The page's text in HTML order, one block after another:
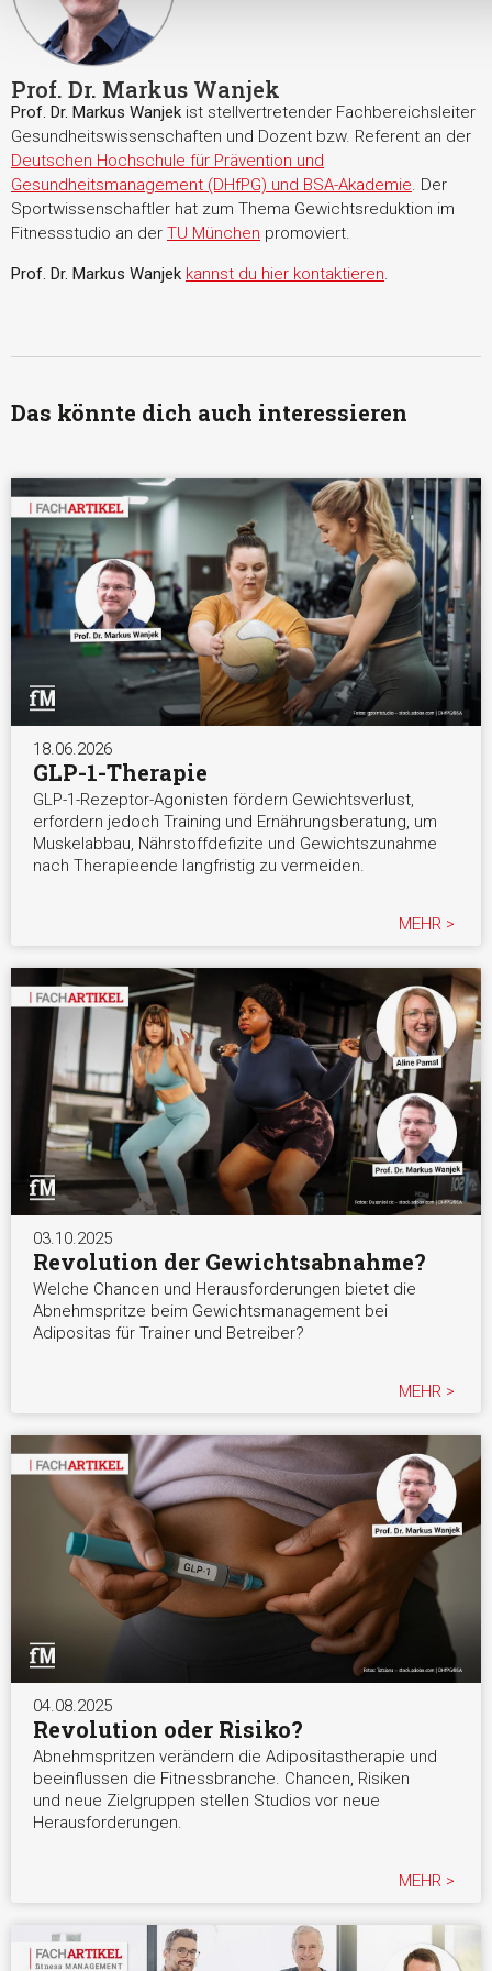
Prof. Dr. Markus Wanjek
Prof. Dr. Markus Wanjek ist stellvertretender Fachbereichsleiter
Gesundheitswissenschaften und Dozent bzw. Referent an der
Deutschen Hochschule für Prävention und
Gesundheitsmanagement (DHfPG) und BSA-Akademie. Der
Sportwissenschaftler hat zum Thema Gewichtsreduktion im
Fitnessstudio an der TU München promoviert.
Prof. Dr. Markus Wanjek kannst du hier kontaktieren.
Das könnte dich auch interessieren
18.06.2026
GLP-1-Therapie
GLP-1-Rezeptor-Agonisten fördern Gewichtsverlust,
erfordern jedoch Training und Ernährungsberatung, um
Muskelabbau, Nährstoffdefizite und Gewichtszunahme
nach Therapieende langfristig zu vermeiden.
MEHR >
03.10.2025
Revolution der Gewichtsabnahme?
Welche Chancen und Herausforderungen bietet die
Abnehmspritze beim Gewichtsmanagement bei
Adipositas für Trainer und Betreiber?
MEHR >
04.08.2025
Revolution oder Risiko?
Abnehmspritzen verändern die Adipositastherapie und
beeinflussen die Fitnessbranche. Chancen, Risiken
und neue Zielgruppen stellen Studios vor neue
Herausforderungen.
MEHR >